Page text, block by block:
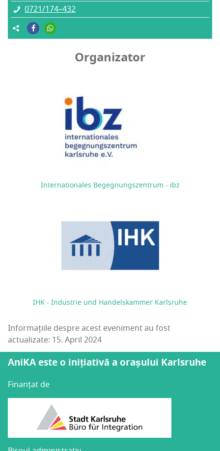
0721/174–432
Organizator
Internationales Begegnungszentrum - ibz
IHK - Industrie und Handelskammer Karlsruhe
Informațiile despre acest eveniment au fost
actualizate: 15. April 2024
AniKA este o inițiativă a orașului Karlsruhe
Finanțat de